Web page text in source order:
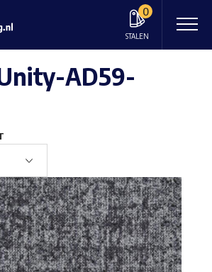
0
STALEN
AD59-